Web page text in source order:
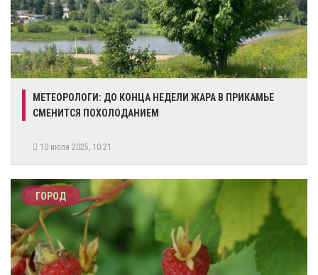
МЕТЕОРОЛОГИ: ДО КОНЦА НЕДЕЛИ ЖАРА В ПРИКАМЬЕ
СМЕНИТСЯ ПОХОЛОДАНИЕМ
10 июля 2025, 10:21
ГОРОД